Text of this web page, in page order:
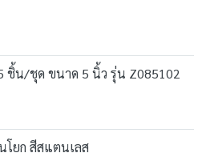
ชิ้น/ชุด ขนาด 5 นิ้ว รุ่น Z085102
โยก สีสแตนเลส